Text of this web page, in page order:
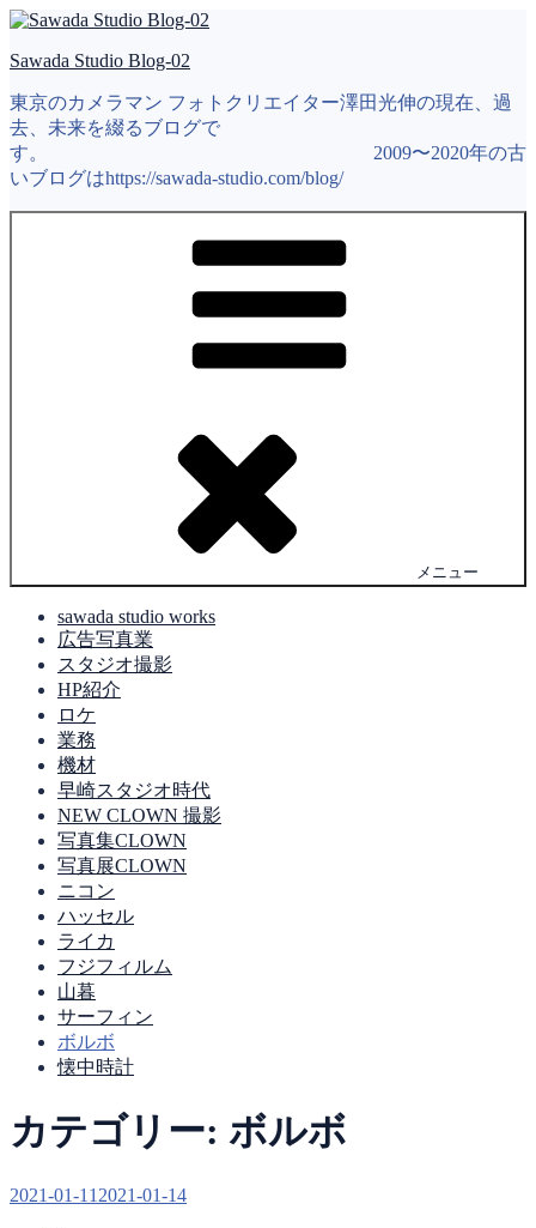
コ
テ
ン
ツ
へ
ス
Sawada Studio Blog-02
東京のカメラマン フォトクリエイター澤田光伸の現在、過
去、未来を綴るブログで
す。 2009〜2020年の古
いブログはhttps://sawada-studio.com/blog/
メニュー
sawada studio works
広告写真業
スタジオ撮影
HP紹介
ロケ
業務
機材
早崎スタジオ時代
NEW CLOWN 撮影
写真集CLOWN
写真展CLOWN
ニコン
ハッセル
ライカ
フジフィルム
山暮
サーフィン
ボルボ
懐中時計
カテゴリー: ボルボ
投
2021-01-11 2021-01-14